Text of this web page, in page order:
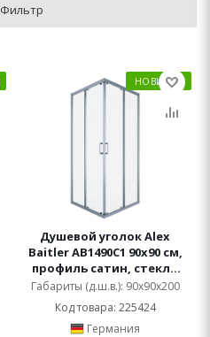
Фильтр
НОВИНКА
Душевой уголок Alex
Baitler AB1490C1 90х90 см,
профиль сатин, стекло
прозрачное
Габариты (д.ш.в.): 90x90x200
Код товара: 225424
Германия